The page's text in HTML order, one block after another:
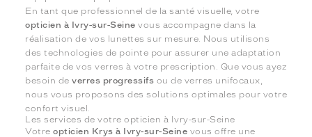
En tant que professionnel de la santé visuelle, votre
opticien à Ivry-sur-Seine vous accompagne dans la
réalisation de vos lunettes sur mesure. Nous utilisons
des technologies de pointe pour assurer une adaptation
parfaite de vos verres à votre prescription. Que vous ayez
besoin deverres progressifs ou de verres unifocaux,
nous vous proposons des solutions optimales pour votre
confort visuel.
Les services de votre opticien à Ivry-sur-Seine
Votreopticien Krys à Ivry-sur-Seine vous offre une